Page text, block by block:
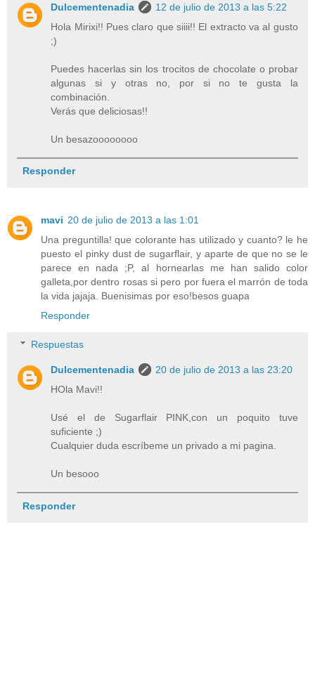
Dulcementenadia
12 de julio de 2013 a las 5:22
Hola Mirixi!! Pues claro que siiii!! El extracto va al gusto
;)
Puedes hacerlas sin los trocitos de chocolate o probar
algunas si y otras no, por si no te gusta la
combinación.
Verás que deliciosas!!
Un besazoooooooo
Responder
mavi 20 de julio de 2013 a las 1:01
Una preguntilla! que colorante has utilizado y cuanto? le he
puesto el pinky dust de sugarflair, y aparte de que no se le
parece en nada ;P, al hornearlas me han salido color
galleta,por dentro rosas si pero por fuera el marrón de toda
la vida jajaja. Buenisimas por eso!besos guapa
Responder
Respuestas
Dulcementenadia
20 de julio de 2013 a las 23:20
HOla Mavi!!
Usé el de Sugarflair PINK,con un poquito tuve
suficiente ;)
Cualquier duda escríbeme un privado a mi pagina.
Un besooo
Responder